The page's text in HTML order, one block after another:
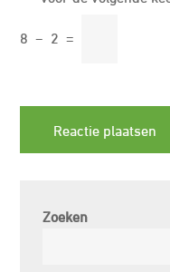
8 − 2 =
Zoeken